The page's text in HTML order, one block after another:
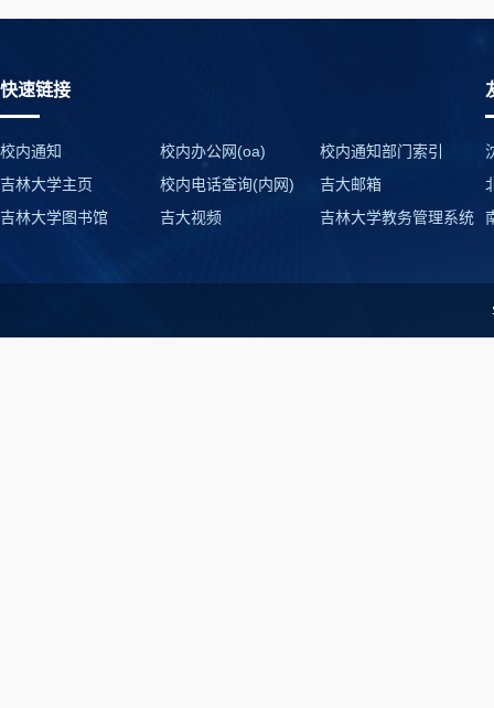
快速链接
校内通知 校内办公网(oa)
校内通知部门索引
吉林大学主页
校内电话查询(内网)
吉大邮箱
吉林大学图书馆
吉大视频 吉林大学教务管理系统